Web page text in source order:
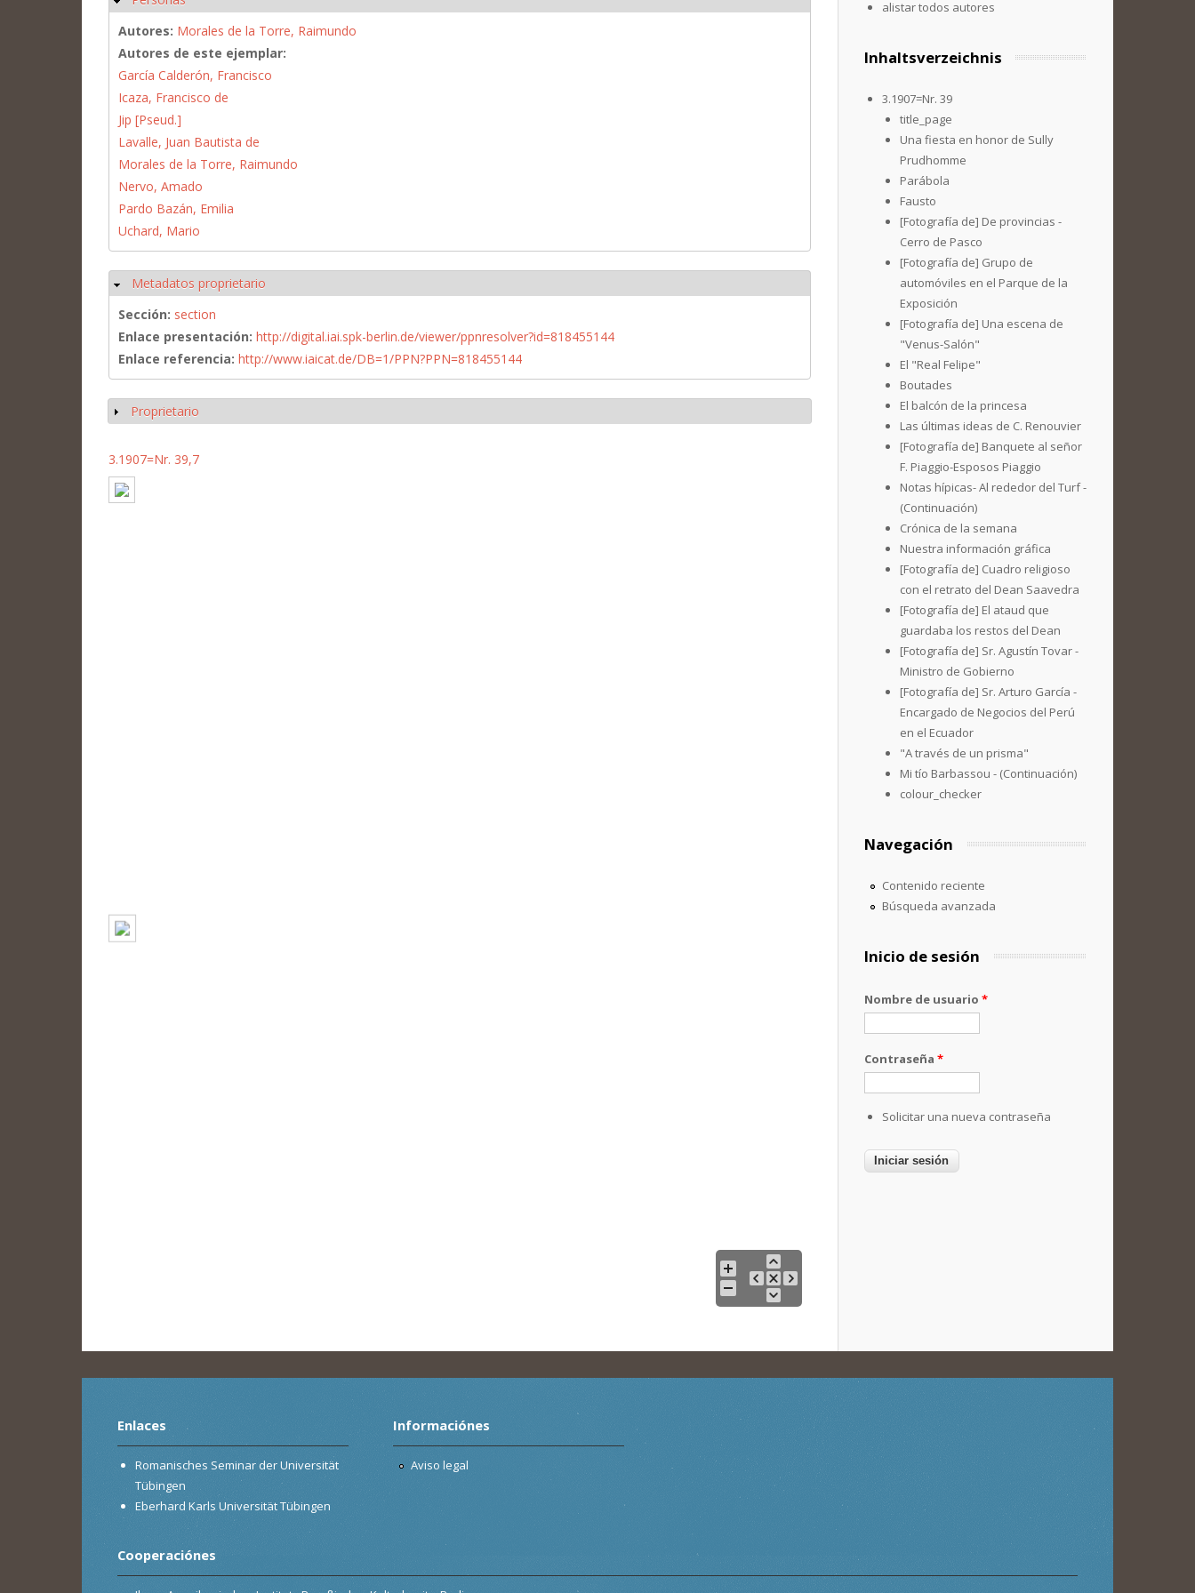
Autores: Morales de la Torre, Raimundo
Autores de este ejemplar:
García Calderón, Francisco
Icaza, Francisco de
Jip [Pseud.]
Lavalle, Juan Bautista de
Morales de la Torre, Raimundo
Nervo, Amado
Pardo Bazán, Emilia
Uchard, Mario
Ocultar
Metadatos proprietario
Sección: section
Enlace presentación: http://digital.iai.spk-berlin.de/viewer/ppnresolver?id=818455144
Enlace referencia: http://www.iaicat.de/DB=1/PPN?PPN=818455144
Mostrar
Proprietario
3.1907=Nr. 39,7
alistar todos autores
Inhaltsverzeichnis
3.1907=Nr. 39
title_page
Una fiesta en honor de Sully
Prudhomme
Parábola
Fausto
[Fotografía de] De provincias -
Cerro de Pasco
[Fotografía de] Grupo de
automóviles en el Parque de la
Exposición
[Fotografía de] Una escena de
"Venus-Salón"
El "Real Felipe"
Boutades
El balcón de la princesa
Las últimas ideas de C. Renouvier
[Fotografía de] Banquete al señor
F. Piaggio-Esposos Piaggio
Notas hípicas- Al rededor del Turf -
(Continuación)
Crónica de la semana
Nuestra información gráfica
[Fotografía de] Cuadro religioso
con el retrato del Dean Saavedra
[Fotografía de] El ataud que
guardaba los restos del Dean
[Fotografía de] Sr. Agustín Tovar -
Ministro de Gobierno
[Fotografía de] Sr. Arturo García -
Encargado de Negocios del Perú
en el Ecuador
"A través de un prisma"
Mi tío Barbassou - (Continuación)
colour_checker
Navegación
Contenido reciente
Búsqueda avanzada
Inicio de sesión
Nombre de usuario *
Contraseña *
Solicitar una nueva contraseña
Enlaces
Romanisches Seminar der Universität
Tübingen
Eberhard Karls Universität Tübingen
Informaciónes
Aviso legal
Cooperaciónes